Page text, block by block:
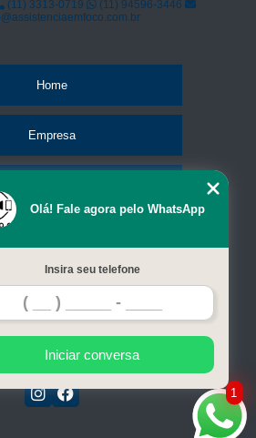
(11) 3313-0719
(11) 94596-3446
Home
Empresa
Contato
Mapa do site
1
Olá! Fale agora pelo WhatsApp
Insira seu telefone
Iniciar conversa